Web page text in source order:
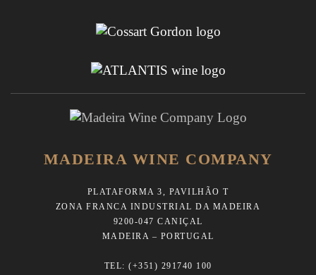
MADEIRA WINE COMPANY
PLATAFORMA 3, PAVILHÃO T
ZONA FRANCA INDUSTRIAL DA MADEIRA
9200-047 CANIÇAL
MADEIRA – PORTUGAL
TEL: (+351) 291740 100